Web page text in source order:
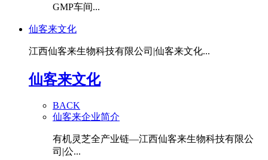
GMP车间...
仙客来文化
江西仙客来生物科技有限公司|仙客来文化...
仙客来文化
BACK
仙客来企业简介
有机灵芝全产业链—江西仙客来生物科技有限公
司|公...